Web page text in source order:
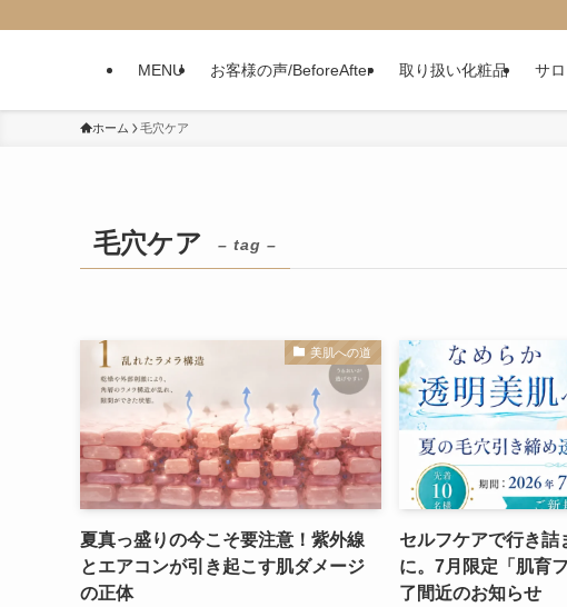
MENU お客様の声/BeforeAfter 取り扱い化粧品 サ
ホーム 毛穴ケア
毛穴ケア – tag –
美肌への道
夏真っ盛りの今こそ要注意！紫外線
とエアコンが引き起こす肌ダメージ
の正体
セルフケアで行き詰
に。7月限定「肌育
了間近のお知らせ